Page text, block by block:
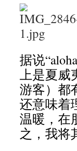
据说
上是夏威
游客）都
还意味着
温暖，在
之，我将